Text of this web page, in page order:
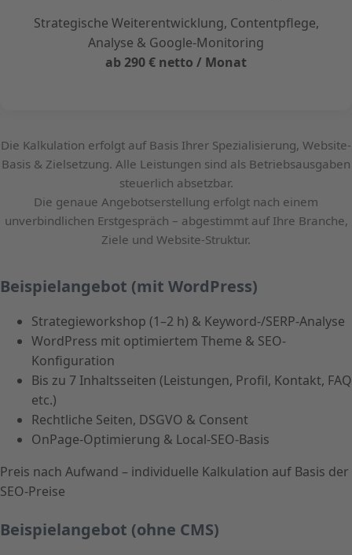
Strategische Weiterentwicklung, Contentpflege,
Analyse & Google-Monitoring
ab 290 € netto / Monat
Die Kalkulation erfolgt auf Basis Ihrer Spezialisierung, Website-
Basis & Zielsetzung. Alle Leistungen sind als Betriebsausgaben
steuerlich absetzbar.
Die genaue Angebotserstellung erfolgt nach einem
unverbindlichen Erstgespräch – abgestimmt auf Ihre Branche,
Ziele und Website-Struktur.
Beispielangebot (mit WordPress)
Strategieworkshop (1–2 h) & Keyword-/SERP-Analyse
WordPress mit optimiertem Theme & SEO-
Konfiguration
Bis zu 7 Inhaltsseiten (Leistungen, Profil, Kontakt, FAQ
etc.)
Rechtliche Seiten, DSGVO & Consent
OnPage-Optimierung & Local-SEO-Basis
Preis nach Aufwand – individuelle Kalkulation auf Basis der
SEO-Preise
Beispielangebot (ohne CMS)